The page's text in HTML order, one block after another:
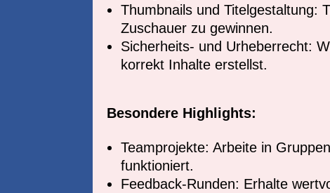
Thumbnails und Titelgestaltung:
Zuschauer zu gewinnen.
Sicherheits- und Urheberrecht:
korrekt Inhalte erstellst.
Besondere Highlights:
Teamprojekte: Arbeite in
funktioniert.
Feedback-Runden: Erhalte